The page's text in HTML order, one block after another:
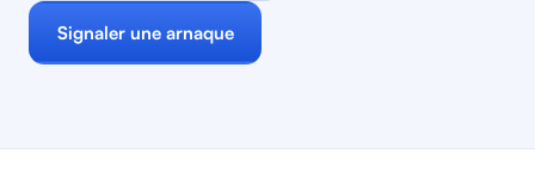
Signaler une arnaque